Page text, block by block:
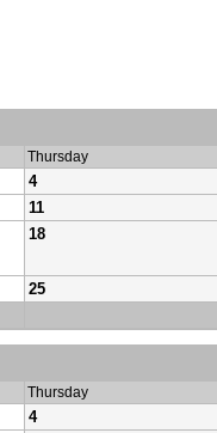
Thursday
4
11
18
25
Thursday
4